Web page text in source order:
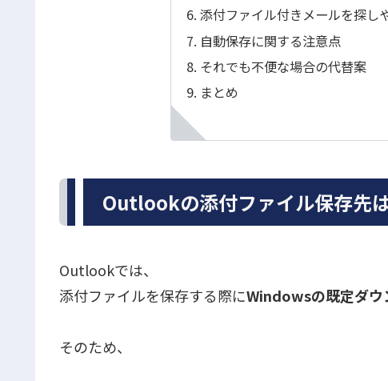
添付ファイル付きメールを探し
自動保存に関する注意点
それでも不便な場合の代替案
まとめ
Outlookの添付ファイル保存先
Outlookでは、
添付ファイルを保存する際にWindowsの既定ダウ
そのため、